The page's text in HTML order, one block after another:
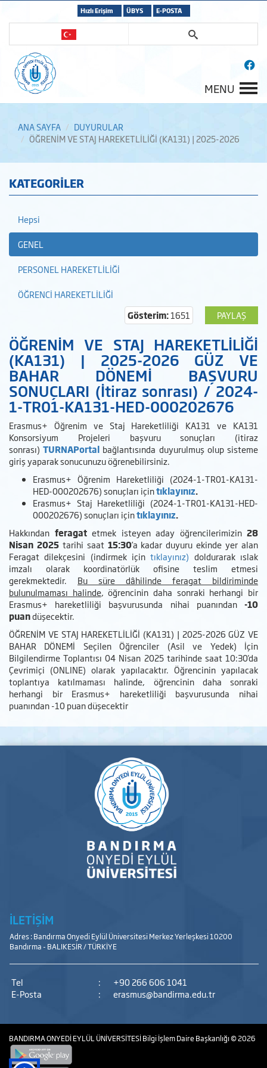
Hızlı Erişim ÜBYS E-POSTA
MENU
ANA SAYFA
DUYURULAR
ÖĞRENİM VE STAJ HAREKETLİLİĞİ (KA131) | 2025-2026
KATEGORİLER
Hepsi
GENEL
PERSONEL HAREKETLİLİĞİ
ÖĞRENCİ HAREKETLİLİĞİ
PAYLAŞ
Gösterim:1651
ÖĞRENİM VE STAJ HAREKETLİLİĞİ
(KA131) | 2025-2026 GÜZ VE
BAHAR DÖNEMİ BAŞVURU
SONUÇLARI (İtiraz sonrası) / 2024-
1-TR01-KA131-HED-000202676
Erasmus+ Öğrenim ve Staj Hareketliliği KA131 ve KA131
Konsorsiyum Projeleri başvuru sonuçları (itiraz
sonrası)TURNAPortal bağlantısında duyurulmuş olup sisteme
giriş yaparak sonucunuzu öğrenebilirsiniz.
Erasmus+ Öğrenim Hareketliliği (2024-1-TR01-KA131-
HED-000202676) sonuçları içintıklayınız.
Erasmus+ Staj Hareketliliği (2024-1-TR01-KA131-HED-
000202676) sonuçları içintıklayınız.
Hakkından feragatetmek isteyen aday öğrencilerimizin 28
Nisan 2025tarihi saat 15:30’a kadar duyuru ekinde yer alan
Feragat dilekçesini (indirmek içintıklayınız) doldurarak ıslak
imzalı olarak koordinatörlük ofisine teslim etmesi
gerekmektedir. Bu süre dâhilinde feragat bildiriminde
bulunulmaması halinde, öğrencinin daha sonraki herhangi bir
Erasmus+ hareketliliği başvurusunda nihai puanından -10
puandüşecektir.
ÖĞRENİM VE STAJ HAREKETLİLİĞİ (KA131) | 2025-2026 GÜZ VE
BAHAR DÖNEMİ Seçilen Öğrenciler (Asil ve Yedek) İçin
Bilgilendirme Toplantısı 04 Nisan 2025 tarihinde saat 10:30'da
Çevrimiçi (ONLINE) olarak yapılacaktır. Öğrencinin yapılacak
toplantıya katılmaması halinde, öğrencinin daha sonraki
herhangi bir Erasmus+ hareketliliği başvurusunda nihai
puanından -10 puan düşecektir
İLETİŞİM
Adres : Bandırma Onyedi Eylül Üniversitesi Merkez Yerleşkesi 10200
Bandırma - BALIKESİR / TÜRKİYE
Tel :
+90 266 606 1041
E-Posta
: erasmus@bandirma.edu.tr
BANDIRMA ONYEDİ EYLÜL ÜNİVERSİTESİBilgi İşlem Daire Başkanlığı© 2026